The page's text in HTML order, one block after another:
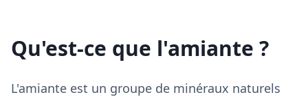
Qu'est-ce que l'amiante ?
L'amiante est un groupe de minéraux naturels